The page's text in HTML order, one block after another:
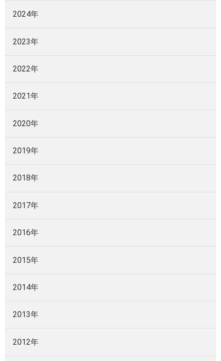
2024年
2023年
2022年
2021年
2020年
2019年
2018年
2017年
2016年
2015年
2014年
2013年
2012年